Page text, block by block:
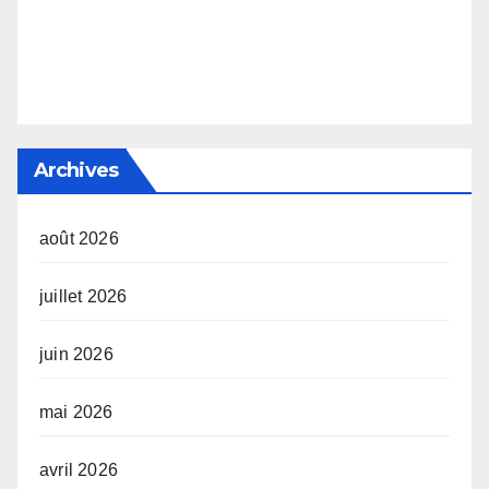
Archives
août 2026
juillet 2026
juin 2026
mai 2026
avril 2026